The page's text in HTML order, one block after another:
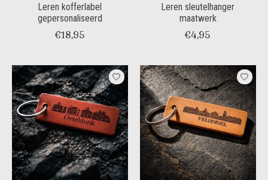
Leren kofferlabel
gepersonaliseerd
€18,95
Leren sleutelhanger
maatwerk
€4,95